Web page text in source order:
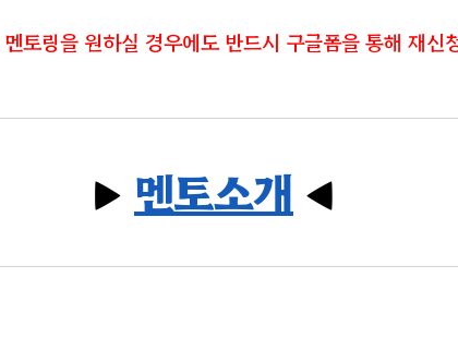
토링을 원하실 경우에도 반드시 구글폼을 통해 재신
▶ 멘토소개 ◀